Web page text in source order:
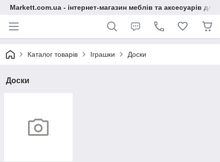
Markett.com.ua - інтернет-магазин меблів та аксесуарів для
Каталог товарів Іграшки Доски
Доски